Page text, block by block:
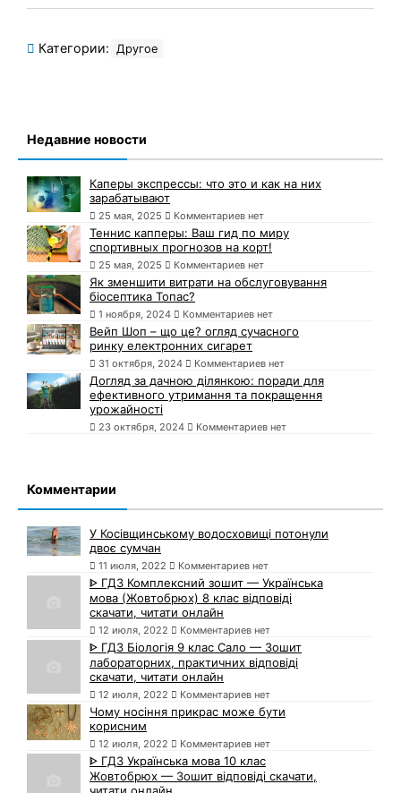
Категории: Другое
Недавние новости
Каперы экспрессы: что это и как на них
зарабатывают
25 мая, 2025 Комментариев нет
Теннис капперы: Ваш гид по миру
спортивных прогнозов на корт!
25 мая, 2025 Комментариев нет
Як зменшити витрати на обслуговування
біосептика Топас?
1 ноября, 2024 Комментариев нет
Вейп Шоп – що це? огляд сучасного
ринку електронних сигарет
31 октября, 2024 Комментариев нет
Догляд за дачною ділянкою: поради для
ефективного утримання та покращення
урожайності
23 октября, 2024 Комментариев нет
Комментарии
У Косівщинському водосховищі потонули
двоє сумчан
11 июля, 2022 Комментариев нет
ᐈ ГДЗ Комплексний зошит — Українська
мова (Жовтобрюх) 8 клас відповіді
скачати, читати онлайн
12 июля, 2022 Комментариев нет
ᐈ ГДЗ Біологія 9 клас Сало — Зошит
лабораторних, практичних відповіді
скачати, читати онлайн
12 июля, 2022 Комментариев нет
Чому носіння прикрас може бути
корисним
12 июля, 2022 Комментариев нет
ᐈ ГДЗ Українська мова 10 клас
Жовтобрюх — Зошит відповіді скачати,
читати онлайн